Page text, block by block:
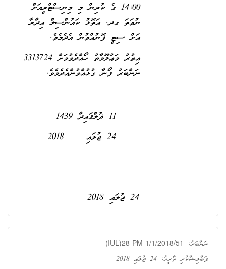
14:00 ގެ ކުރިން މި މިނިސްޓްރީއަށް
ނުވަތަ ގދ. އަތޮޅު ކައުންސިލް އިދާރާ
އަށް ސިޓީ ފޮނުއްވުން އެދެމެވެ.
އިތުރު މަޢުލޫމާތު ހޯއްދެވުމަށް 3313724
ނަންބަރު ފޯނާ ގުޅުއްވުންއެދެމެވެ.
24 ޖުލައި 2018
ނަންބަރު: (IUL)28-PM-1/1/2018/51
ޕަބްލިޝްކުރި ތާރީޚު: 24 ޖުލައި 2018